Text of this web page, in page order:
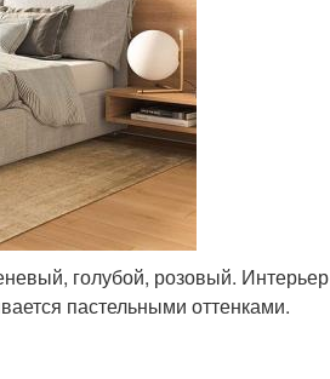
голубой, розовый. Интерьер
пастельными оттенками.